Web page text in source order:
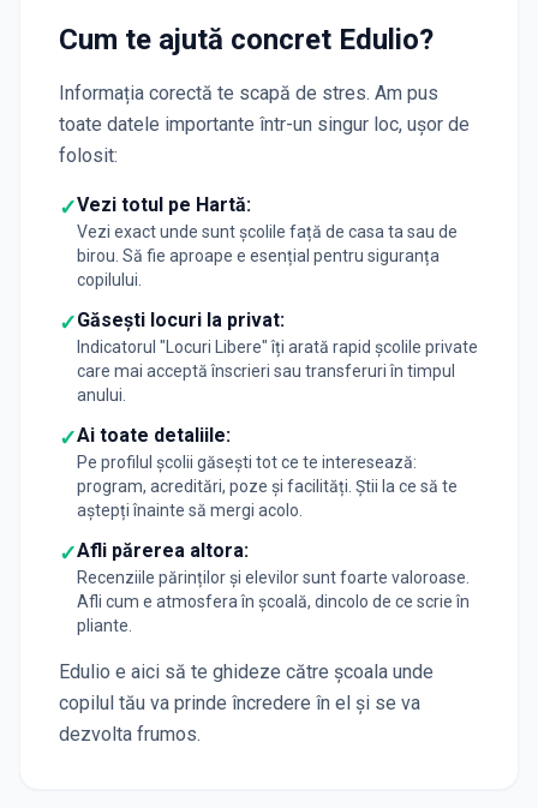
Cum te ajută concret Edulio?
Informația corectă te scapă de stres. Am pus
toate datele importante într-un singur loc, ușor de
folosit:
✓Vezi totul pe Hartă:
Vezi exact unde sunt școlile față de casa ta sau de
birou. Să fie aproape e esențial pentru siguranța
copilului.
✓Găsești locuri la privat:
Indicatorul "Locuri Libere" îți arată rapid școlile private
care mai acceptă înscrieri sau transferuri în timpul
anului.
✓Ai toate detaliile:
Pe profilul școlii găsești tot ce te interesează:
program, acreditări, poze și facilități. Știi la ce să te
aștepți înainte să mergi acolo.
✓Afli părerea altora:
Recenziile părinților și elevilor sunt foarte valoroase.
Afli cum e atmosfera în școală, dincolo de ce scrie în
pliante.
Edulio e aici să te ghideze către școala unde
copilul tău va prinde încredere în el și se va
dezvolta frumos.